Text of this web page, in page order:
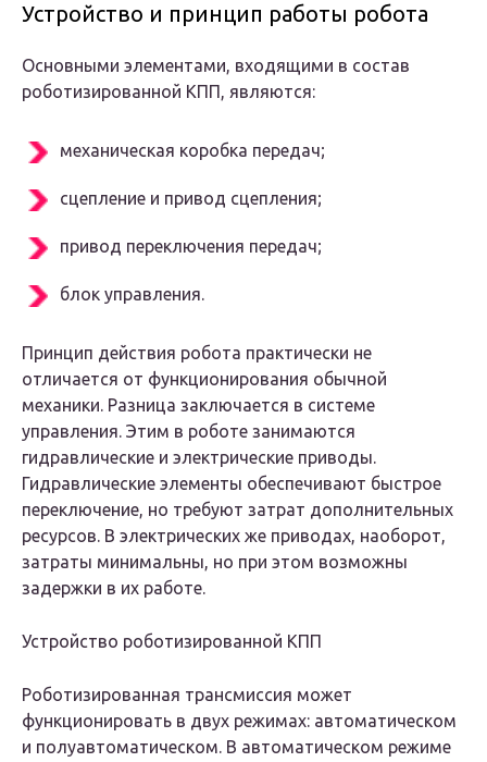
Устройство и принцип работы робота
Основными элементами, входящими в состав
роботизированной КПП, являются:
механическая коробка передач;
сцепление и привод сцепления;
привод переключения передач;
блок управления.
Принцип действия робота практически не
отличается от функционирования обычной
механики. Разница заключается в системе
управления. Этим в роботе занимаются
гидравлические и электрические приводы.
Гидравлические элементы обеспечивают быстрое
переключение, но требуют затрат дополнительных
ресурсов. В электрических же приводах, наоборот,
затраты минимальны, но при этом возможны
задержки в их работе.
Устройство роботизированной КПП
Роботизированная трансмиссия может
функционировать в двух режимах: автоматическом
и полуавтоматическом. В автоматическом режиме